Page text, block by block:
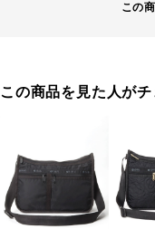
この
この商品を見た人が